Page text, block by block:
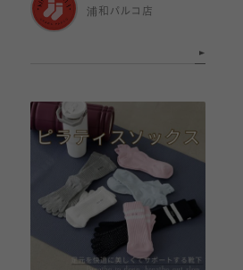
浦和パルコ店